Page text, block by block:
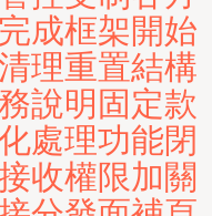
成框架開始
理重置結構
說明固定款
處理功能閉
收權限加關